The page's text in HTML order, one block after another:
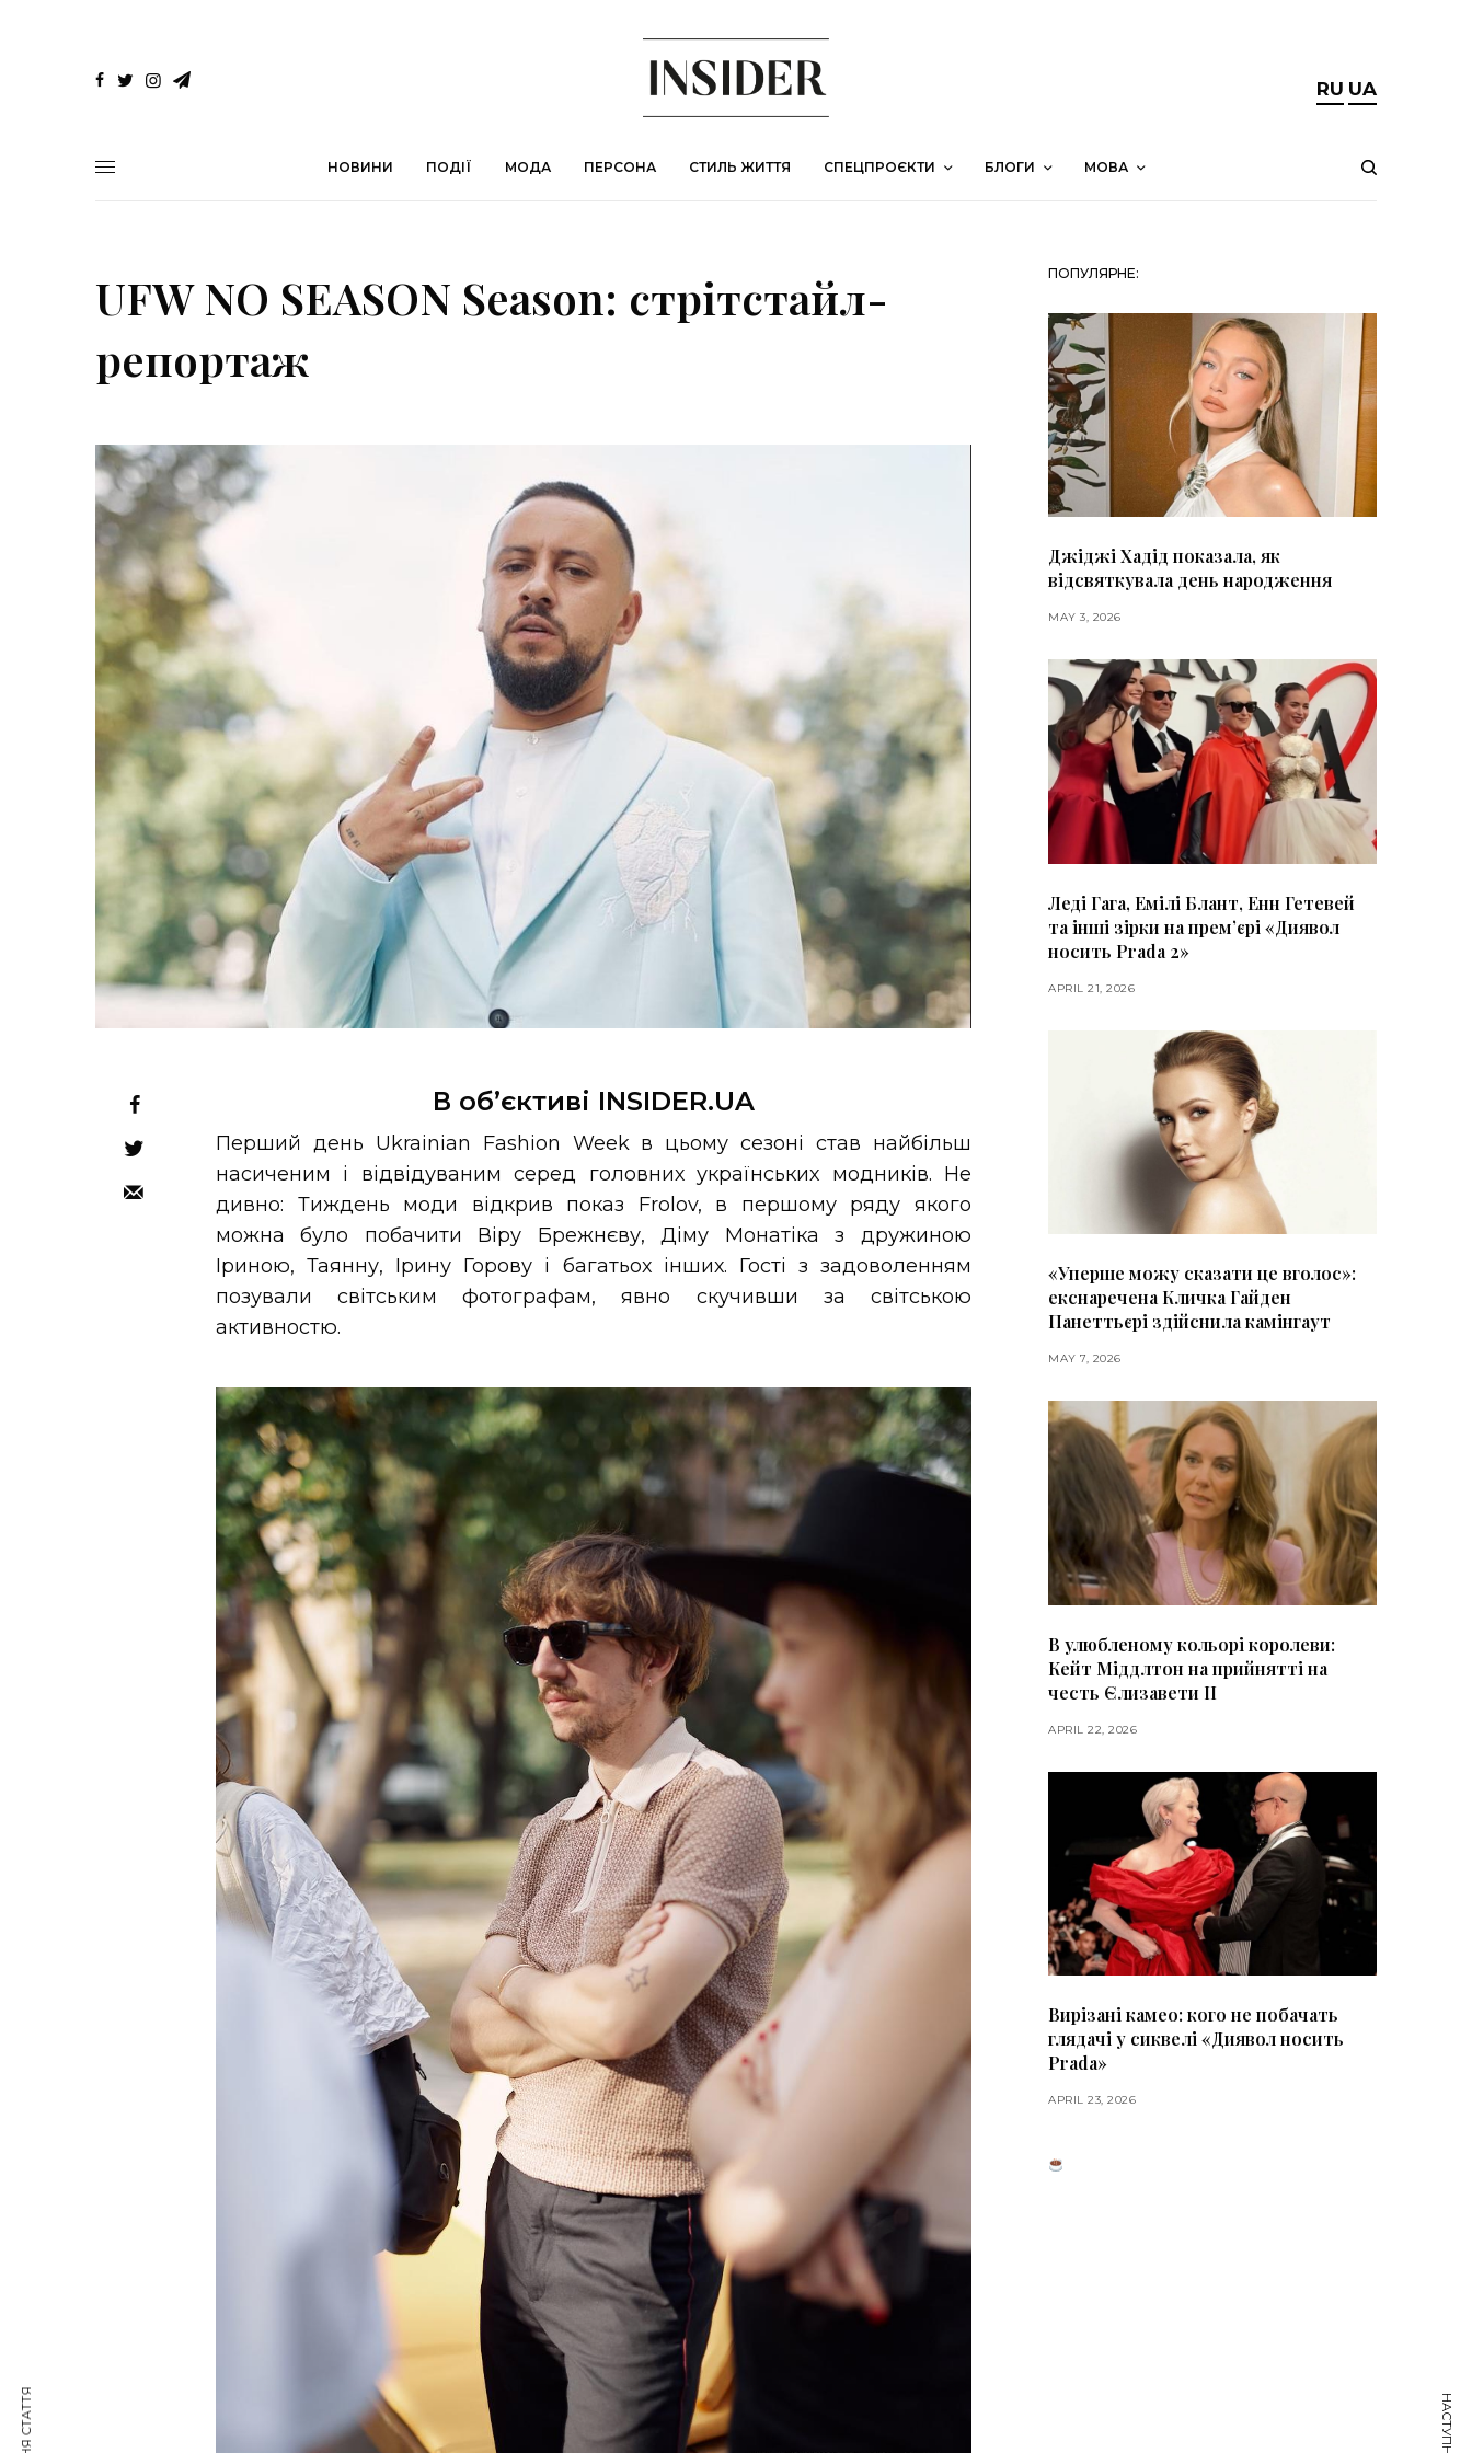
RU UA
НОВИНИ ПОДІЇ МОДА ПЕРСОНА СТИЛЬ ЖИТТЯ СПЕЦПРОЄКТИ БЛОГИ МОВА
UFW NO SEASON Season: стрітстайл-
репортаж
В об’єктиві INSIDER.UA
Перший день Ukrainian Fashion Week в цьому сезоні став найбільш
насиченим і відвідуваним серед головних українських модників. Не
дивно: Тиждень моди відкрив показ Frolov, в першому ряду якого
можна було побачити Віру Брежнєву, Діму Монатіка з дружиною
Іриною, Таянну, Ірину Горову і багатьох інших. Гості з задоволенням
позували світським фотографам, явно скучивши за світською
активностю.
ПОПУЛЯРНЕ:
Джіджі Хадід показала, як
відсвяткувала день народження
MAY 3, 2026
Леді Гага, Емілі Блант, Енн Гетевей
та інші зірки на премʼєрі «Диявол
носить Prada 2»
APRIL 21, 2026
«Уперше можу сказати це вголос»:
екснаречена Кличка Гайден
Панеттьєрі здійснила камінгаут
MAY 7, 2026
В улюбленому кольорі королеви:
Кейт Міддлтон на прийнятті на
честь Єлизавети II
APRIL 22, 2026
Вирізані камео: кого не побачать
глядачі у сиквелі «Диявол носить
Prada»
APRIL 23, 2026